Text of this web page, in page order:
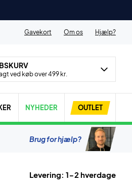
Gavekort Om os Hjælp?
ved køb over 499 kr.
NYHEDER OUTLET
Brug for hjælp?
Levering: 1-2 hverdage